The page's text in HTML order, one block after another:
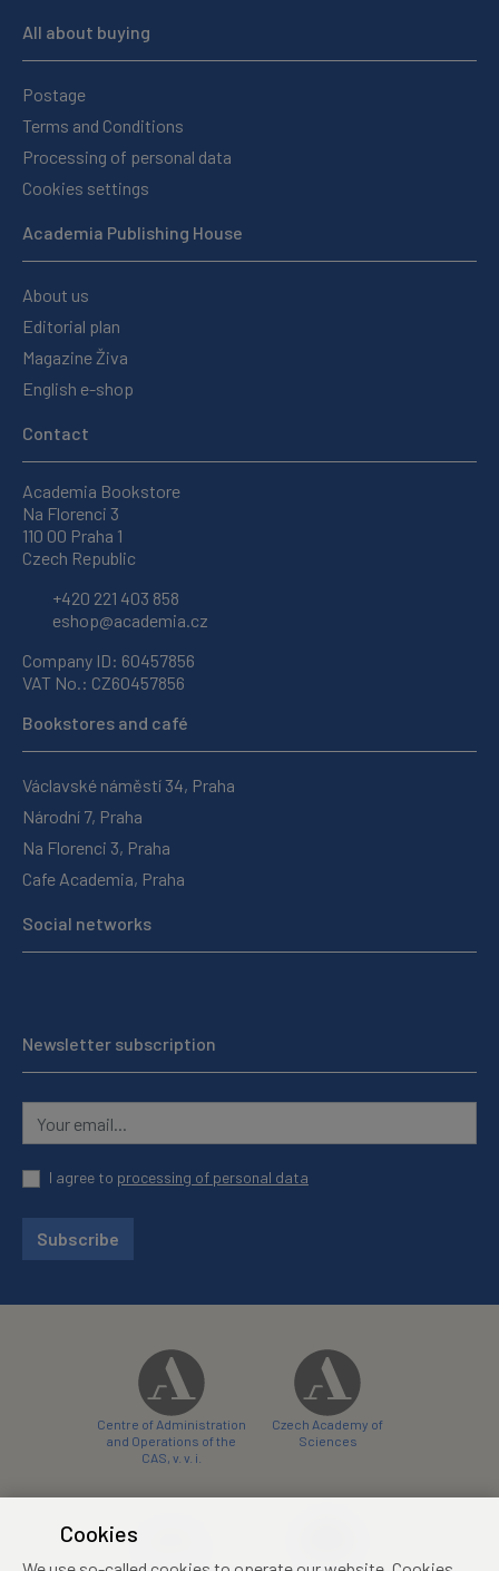
All about buying
Postage
Terms and Conditions
Processing of personal data
Cookies settings
Academia Publishing House
About us
Editorial plan
Magazine Živa
English e-shop
Contact
Academia Bookstore
Na Florenci 3
110 00 Praha 1
Czech Republic
+420 221 403 858
eshop@academia.cz
Company ID: 60457856
VAT No.: CZ60457856
Bookstores and café
Václavské náměstí 34, Praha
Národní 7, Praha
Na Florenci 3, Praha
Cafe Academia, Praha
Social networks
Newsletter subscription
I agree to processing of personal data
Subscribe
Centre of Administration
and Operations of the
CAS, v. v. i.
Czech Academy of
Sciences
Cookies